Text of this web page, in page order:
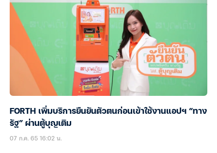
FORTH เพิ่มบริการยืนยันตัวตนก่อนเข้าใช้งานแอปฯ “ทาง
รัฐ” ผ่านตู้บุญเติม
07 ก.ค. 65 16:02 น.